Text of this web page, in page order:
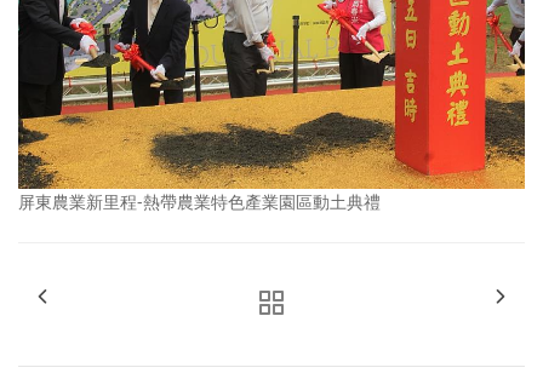
屏東農業新里程-熱帶農業特色產業園區動土典禮